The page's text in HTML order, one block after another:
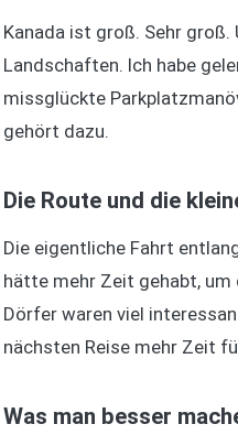
Kanada ist groß. Sehr
Landschaften. Ich habe
missglückte
gehört dazu.
Die Route und die
Die eigentliche Fahrt
hätte mehr Zeit gehabt, um
Dörfer waren viel
nächsten Reise mehr Zeit
Was man besser